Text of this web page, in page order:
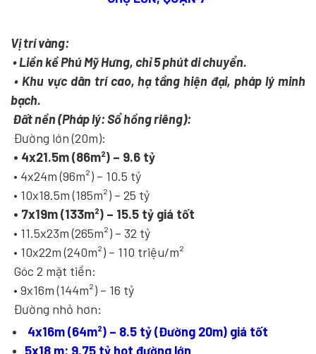
Vị trí vàng:
• Liền kề Phú Mỹ Hưng, chỉ 5 phút di chuyển.
• Khu vực dân trí cao, hạ tầng hiện đại, pháp lý minh
bạch.
Đất nền (Pháp lý: Sổ hồng riêng):
Đường lớn (20m):
• 4x21.5m (86m²) – 9.6 tỷ
• 4x24m (96m²) – 10.5 tỷ
• 10x18.5m (185m²) – 25 tỷ
• 7x19m (133m²) – 15.5 tỷ giá tốt
• 11.5x23m (265m²) – 32 tỷ
• 10x22m (240m²) – 110 triệu/m²
Góc 2 mặt tiền:
• 9x16m (144m²) – 16 tỷ
Đường nhỏ hơn:
4x16m (64m²) – 8.5 tỷ (Đường 20m) giá tốt
5x18 m: 9,75 tỷ hot đường lớn